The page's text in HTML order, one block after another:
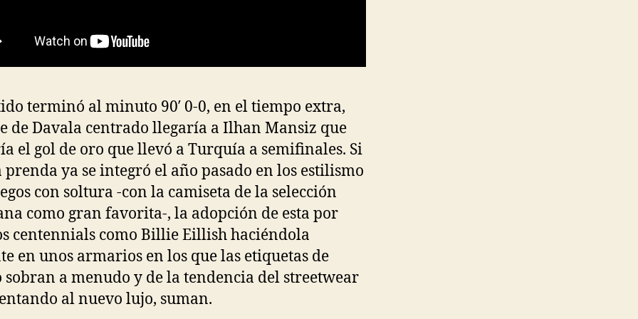
terminó al minuto 90′ 0-0, en el tiempo extra,
de Davala centrado llegaría a Ilhan Mansiz que
el gol de oro que llevó a Turquía a semifinales. Si
ya se integró el año pasado en los estilismo
con soltura -con la camiseta de la selección
como gran favorita-, la adopción de esta por
centennials como Billie Eillish haciéndola
en unos armarios en los que las etiquetas de
sobran a menudo y de la tendencia del streetwear
al nuevo lujo, suman.